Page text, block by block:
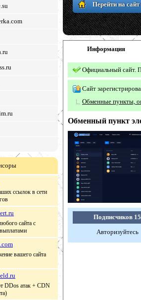
ссылок в сети
сайта с
вашего сайта
DDos атак + CDN
Перейти на
Информация
Официальный сайт.
Сайт
Обменные пункты,
Обменный пункт
Подписчиков 15
Авторизуйтесь